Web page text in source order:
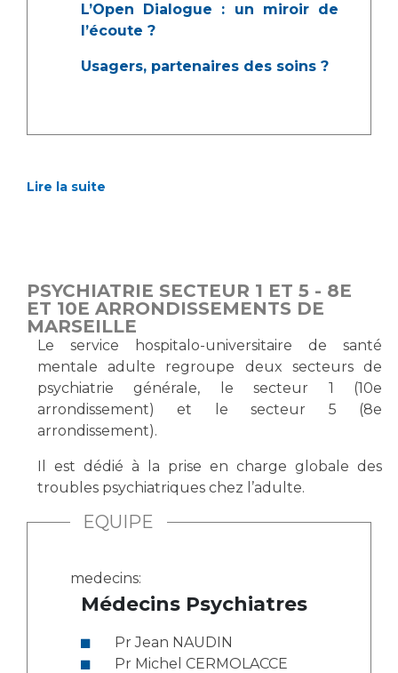
Pôle Médecine Physique et Réadaptation
Charte Romain Jacob
Médecine nucléaire
Maladies rares
Maternité Hôpital Nord
Vos représentants
La Commission Des Usagers (CDU)
Les Comités Locaux des Usagers
Professionnels de santé
Adresser un examen au Laboratoire de Biologie
Radiologie / Imagerie
Centres de référence Maladies Rares
Plateforme d'Expertise Maladies Rares
Presse / Multimédia
Communiqués de presse
Dossiers de presse
Médiathèque
Rôles et missions
Documents utiles
L’Open Dialogue : un miroir de
l’écoute ?
Usagers, partenaires des soins ?
Lire la suite
PSYCHIATRIE SECTEUR 1 ET 5 - 8E
ET 10E ARRONDISSEMENTS DE
MARSEILLE
Le service hospitalo-universitaire de santé
mentale adulte regroupe deux secteurs de
psychiatrie générale, le secteur 1 (10e
arrondissement) et le secteur 5 (8e
arrondissement).
Il est dédié à la prise en charge globale des
troubles psychiatriques chez l’adulte.
EQUIPE
medecins:
Médecins Psychiatres
Pr Jean NAUDIN
Pr Michel CERMOLACCE